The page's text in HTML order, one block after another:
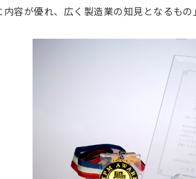
容が優れ、広く製造業の知見となるもの」